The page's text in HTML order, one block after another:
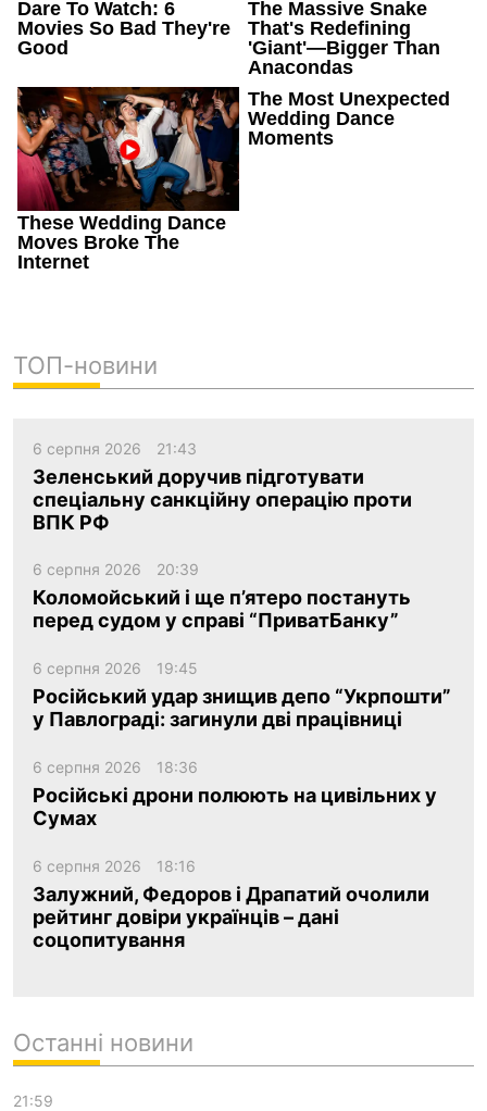
ТОП-новини
6 серпня 2026 21:43
Зеленський доручив підготувати
спеціальну санкційну операцію проти
ВПК РФ
6 серпня 2026 20:39
Коломойський і ще п’ятеро постануть
перед судом у справі “ПриватБанку”
6 серпня 2026 19:45
Російський удар знищив депо “Укрпошти”
у Павлограді: загинули дві працівниці
6 серпня 2026 18:36
Російські дрони полюють на цивільних у
Сумах
6 серпня 2026 18:16
Залужний, Федоров і Драпатий очолили
рейтинг довіри українців – дані
соцопитування
Останні новини
21:59